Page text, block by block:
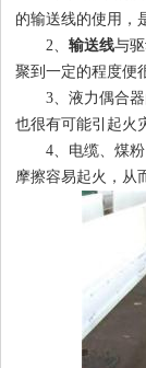
的输送线的使用，
2、输送线与
聚到一定的程度便
3、液力偶合
也很有可能引起火
4、电缆、煤
摩擦容易起火，从